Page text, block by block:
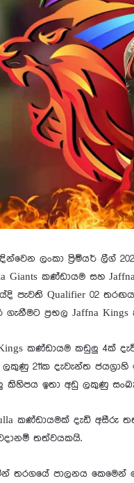
ලංකා ප්‍රිමියර් ලීග්
Giants කණ්ඩායම සහ
පැවති Qualifier 02
ප්‍රභල Jaffna Kings
කණ්ඩායම කඩුලු 4ක්
211ක දැවැන්ත
කිහිපය ඉතා අඩු ලකුණු
කණ්ඩායමක් දැඩි අසීරු
තත්වයකයි.
තරගයේ පාලනය කෙමෙන්